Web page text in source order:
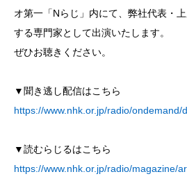
COMPANY
会社概要
オ第一「Nらじ」内にて、弊社代表・
する専門家として出演いたします。
ぜひお聴きください。
▼聞き逃し配信はこちら
https://www.nhk.or.jp/radio/ondemand/
▼読むらじるはこちら
https://www.nhk.or.jp/radio/magazine/